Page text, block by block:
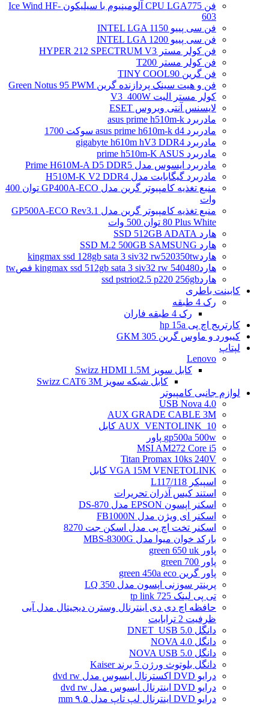
فن CPU LGA775 آلومینیوم با سیلیکون Ice Wind HF-
603
فن سی پییو INTEL LGA 1150
فن سی پییو INTEL LGA 1200
فن کولر مستر HYPER 212 SPECTRUM V3
فن کولر مستر T200
فن گرین TINY COOL90
فن و هیت سینک پردازنده گرین Green Notus 95 PWM
کولر مستر الیت V3_400W
لایسنس آنتی ویروس ESET
مادربرد asus prime h510m-k
مادربرد asus prime h610m-k d4 سوکت 1700
مادربرد gigabyte h610m hV3 DDR4
مادربرد prime h510m-K ASUS
مادربرد ایسوس مدل Prime H610M-A D5 DDR5
مادربرد گیگابایت مدل H510M-K V2 DDR4
منبع تغذیه کامپیوتر گرین مدل GP400A-ECO توان 400
وات
منبع تغذیه کامپیوتر گرین مدل GP500A-ECO Rev3.1
80 Plus White توان 500 وات
هارد SSD 512GB ADATA
هارد SSD M.2 500GB SAMSUNG
هاردkingmax ssd 128gb sata 3 siv32 rw520350tw
هاردkingmax ssd 512gb sata 3 siv32 rw 540480 فصtw
هاردssd pstriot2.5 p220 256gb
کابینت باطری
رک 4 طبقه
رک 4 طبقه فاران
کارتریج اچ پی hp 15a
کیبورد و ماوس گرین GKM 305
لپتاپ
Lenovo
کابل سویز Swizz HDMI 1.5M
کابل شبکه سویز Swizz CAT6 3M
لوازم جانبی کامپیوتر
4.0 USB Nova
AUX GRADE CABLE 3M
AUX_VENTOLINK_10 کابل
gp500a 500w پاور
MSI AM272 Core i5
Titan Promax 10ks 240V
VGA 15M VENETOLINK کابل
اسپیکر L117/118
استند کیس آذران تحریرات
اسکنر اپسون EPSON مدل DS-870
اسکنر ای ویژن مدل FB1000N
اسکنر تخت اچ پی مدل اسکن جت 8270
بارکد خوان میوا مدل MBS-8300G
پاور green 650 uk
پاور green 700
پاور گرین green 450a eco
پرینتر سوزنی اپسون مدل LQ 350
تی پی لینک tp link 725
حافظه اچ دی دی اینترنال وسترن دیجیتال مدل آبی
ظرفیت 2 ترابایت
دانگل DNET_USB 5.0
دانگل NOVA 4.0
دانگل NOVA USB 5.0
دانگل بلوتوث ورژن 5 برند Kaiser
درایو DVD اکسترنال ایسوس مدل dvd rw
درایو DVD اینترنال ایسوس مدل dvd rw
درایو DVD اینترنال لپ تاپ مدل ۹.۵ mm